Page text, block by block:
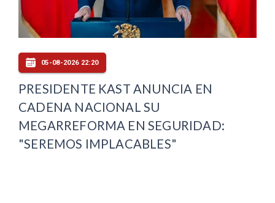
05-08-2026 22:20
PRESIDENTE KAST ANUNCIA EN
CADENA NACIONAL SU
MEGARREFORMA EN SEGURIDAD:
"SEREMOS IMPLACABLES"